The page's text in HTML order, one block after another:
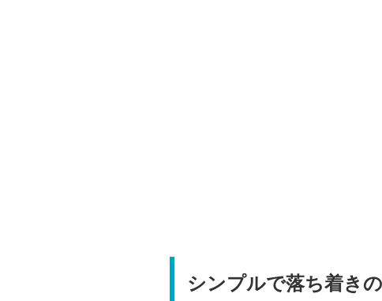
シンプルで落ち着き